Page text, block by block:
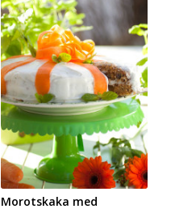
Morotskaka med